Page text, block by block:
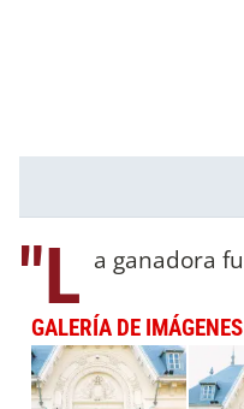
"L a ganadora
GALERÍA DE IMÁGENES